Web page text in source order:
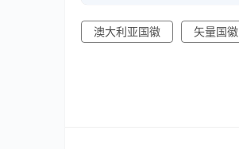
澳大利亚国徽 矢量国徽